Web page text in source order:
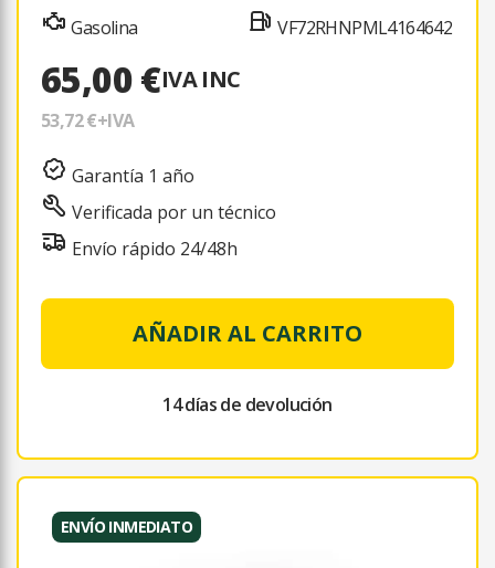
Gasolina VF72RHNPML4164642
65,00 €IVA INC
53,72 €+IVA
Garantía 1 año
Verificada por un técnico
Envío rápido 24/48h
AÑADIR AL CARRITO
14 días de devolución
ENVÍO INMEDIATO